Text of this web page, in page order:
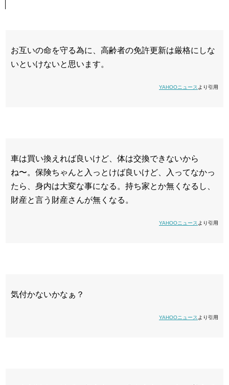
お互いの命を守る為に、高齢者の免許更新は厳格にしな
いといけないと思います。
YAHOOニュース より引用
車は買い換えれば良いけど、体は交換できないから
ね〜。保険ちゃんと入っとけば良いけど、入ってなかっ
たら、身内は大変な事になる。持ち家とか無くなるし、
財産と言う財産さんが無くなる。
YAHOOニュース より引用
気付かないかなぁ？
YAHOOニュース より引用